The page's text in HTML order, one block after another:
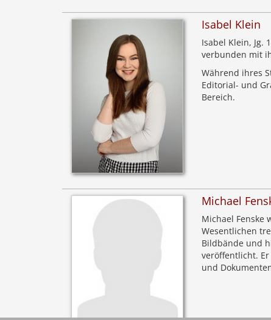
Isabel Klein
Isabel Klein,
verbunden mit
Während ihres
Editorial- und
Bereich.
Michael
Michael Fenske
Wesentlichen
Bildbände und
veröffentlicht.
und